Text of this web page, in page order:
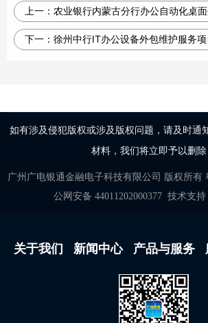
上一： 农业银行内蒙古分行办公自动化桌
下一： 徐州中行IT办公设备外包维护服务项
如有涉及侵犯版权或涉及版权问题，请及时通
材料，我们将立即予以删除
广州广电银通金融电子科技有限公司 版权所有
公网安备 44011202000377 技术支持
关于我们 新闻中心 产品与服务